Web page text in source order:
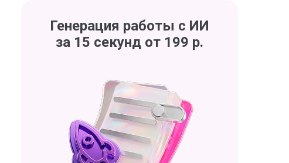
Генерация работы с ИИ
за 15 секунд от 199 р.